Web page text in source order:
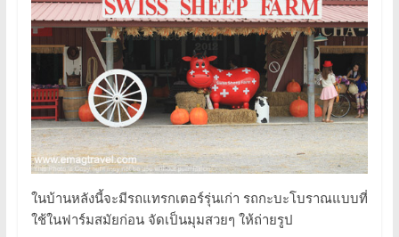
ในบ้านหลังนี้จะมีรถแทรกเตอร์รุ่นเก่า รถกะบะโบราณแบบที่
ใช้ในฟาร์มสมัยก่อน จัดเป็นมุมสวยๆ ให้ถ่ายรูป